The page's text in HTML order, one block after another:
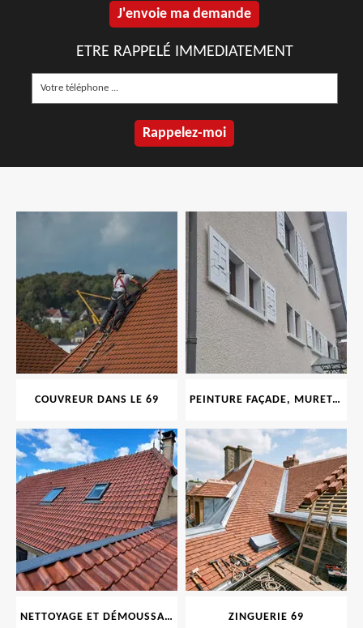
ETRE RAPPELÉ IMMEDIATEMENT
COUVREUR DANS LE 69 PEINTURE FAÇADE, MURET, TOITURE, BOISERIE, FERRONERIE, GOUTTIÈRE 69
NETTOYAGE ET DÉMOUSSAGE DE TOITURE ET FAÇADE 69 ZINGUERIE 69